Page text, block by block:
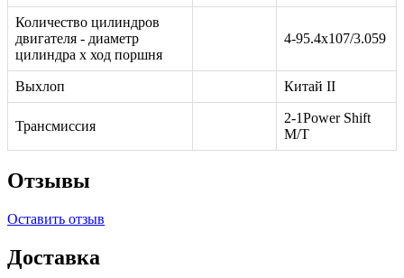
Количество цилиндров
двигателя - диаметр
цилиндра x ход поршня
4-95.4x107/3.059
Выхлоп Китай II
Трансмиссия
2-1Power Shift
M/T
Отзывы
Оставить отзыв
Доставка